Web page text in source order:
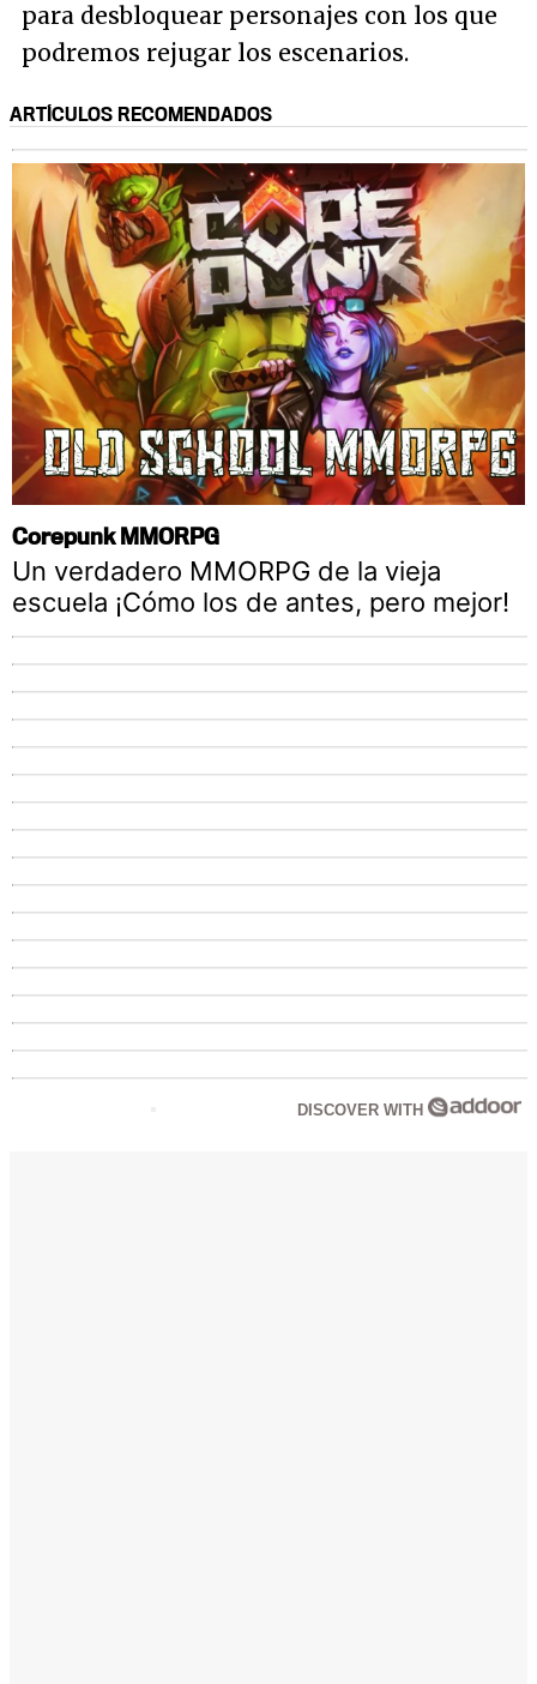
para desbloquear personajes con los que
podremos rejugar los escenarios.
ARTÍCULOS RECOMENDADOS
Corepunk MMORPG
Un verdadero MMORPG de la vieja
escuela ¡Cómo los de antes, pero mejor!
DISCOVER WITH